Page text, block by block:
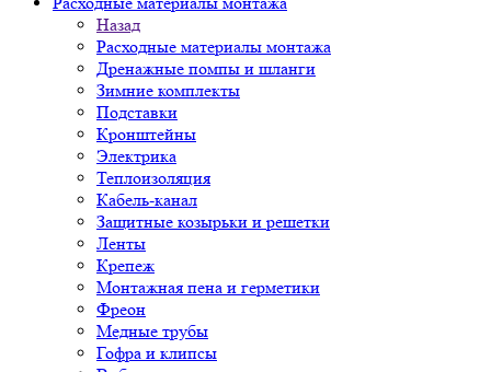
Назад
Расходные материалы монтажа
Дренажные помпы и шланги
Зимние комплекты
Подставки
Кронштейны
Электрика
Теплоизоляция
Кабель-канал
Защитные козырьки и решетки
Ленты
Крепеж
Монтажная пена и герметики
Фреон
Медные трубы
Гофра и клипсы